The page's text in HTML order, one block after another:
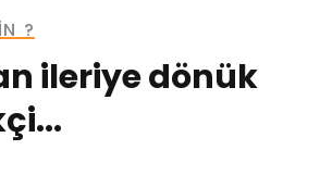
?
ileriye dönük